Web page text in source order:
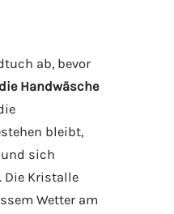
ab, bevor
Handwäsche
bleibt,
sich
Die Kristalle
Wetter am